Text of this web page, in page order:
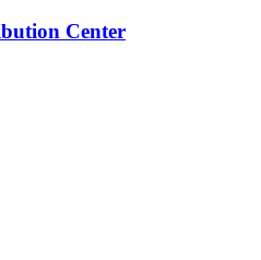
Center